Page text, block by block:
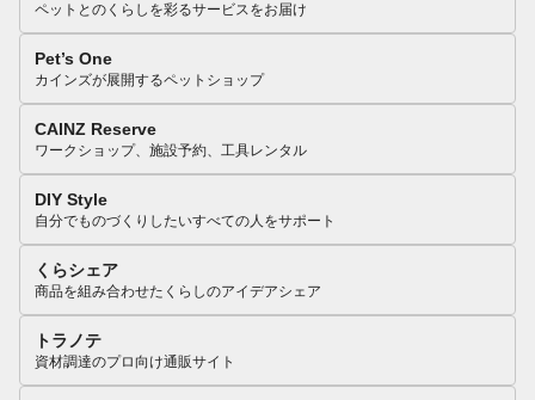
ペットとのくらしを彩るサービスをお届け
Pet’s One
カインズが展開するペットショップ
CAINZ Reserve
ワークショップ、施設予約、工具レンタル
DIY Style
自分でものづくりしたいすべての人をサポート
くらシェア
商品を組み合わせたくらしのアイデアシェア
トラノテ
資材調達のプロ向け通販サイト